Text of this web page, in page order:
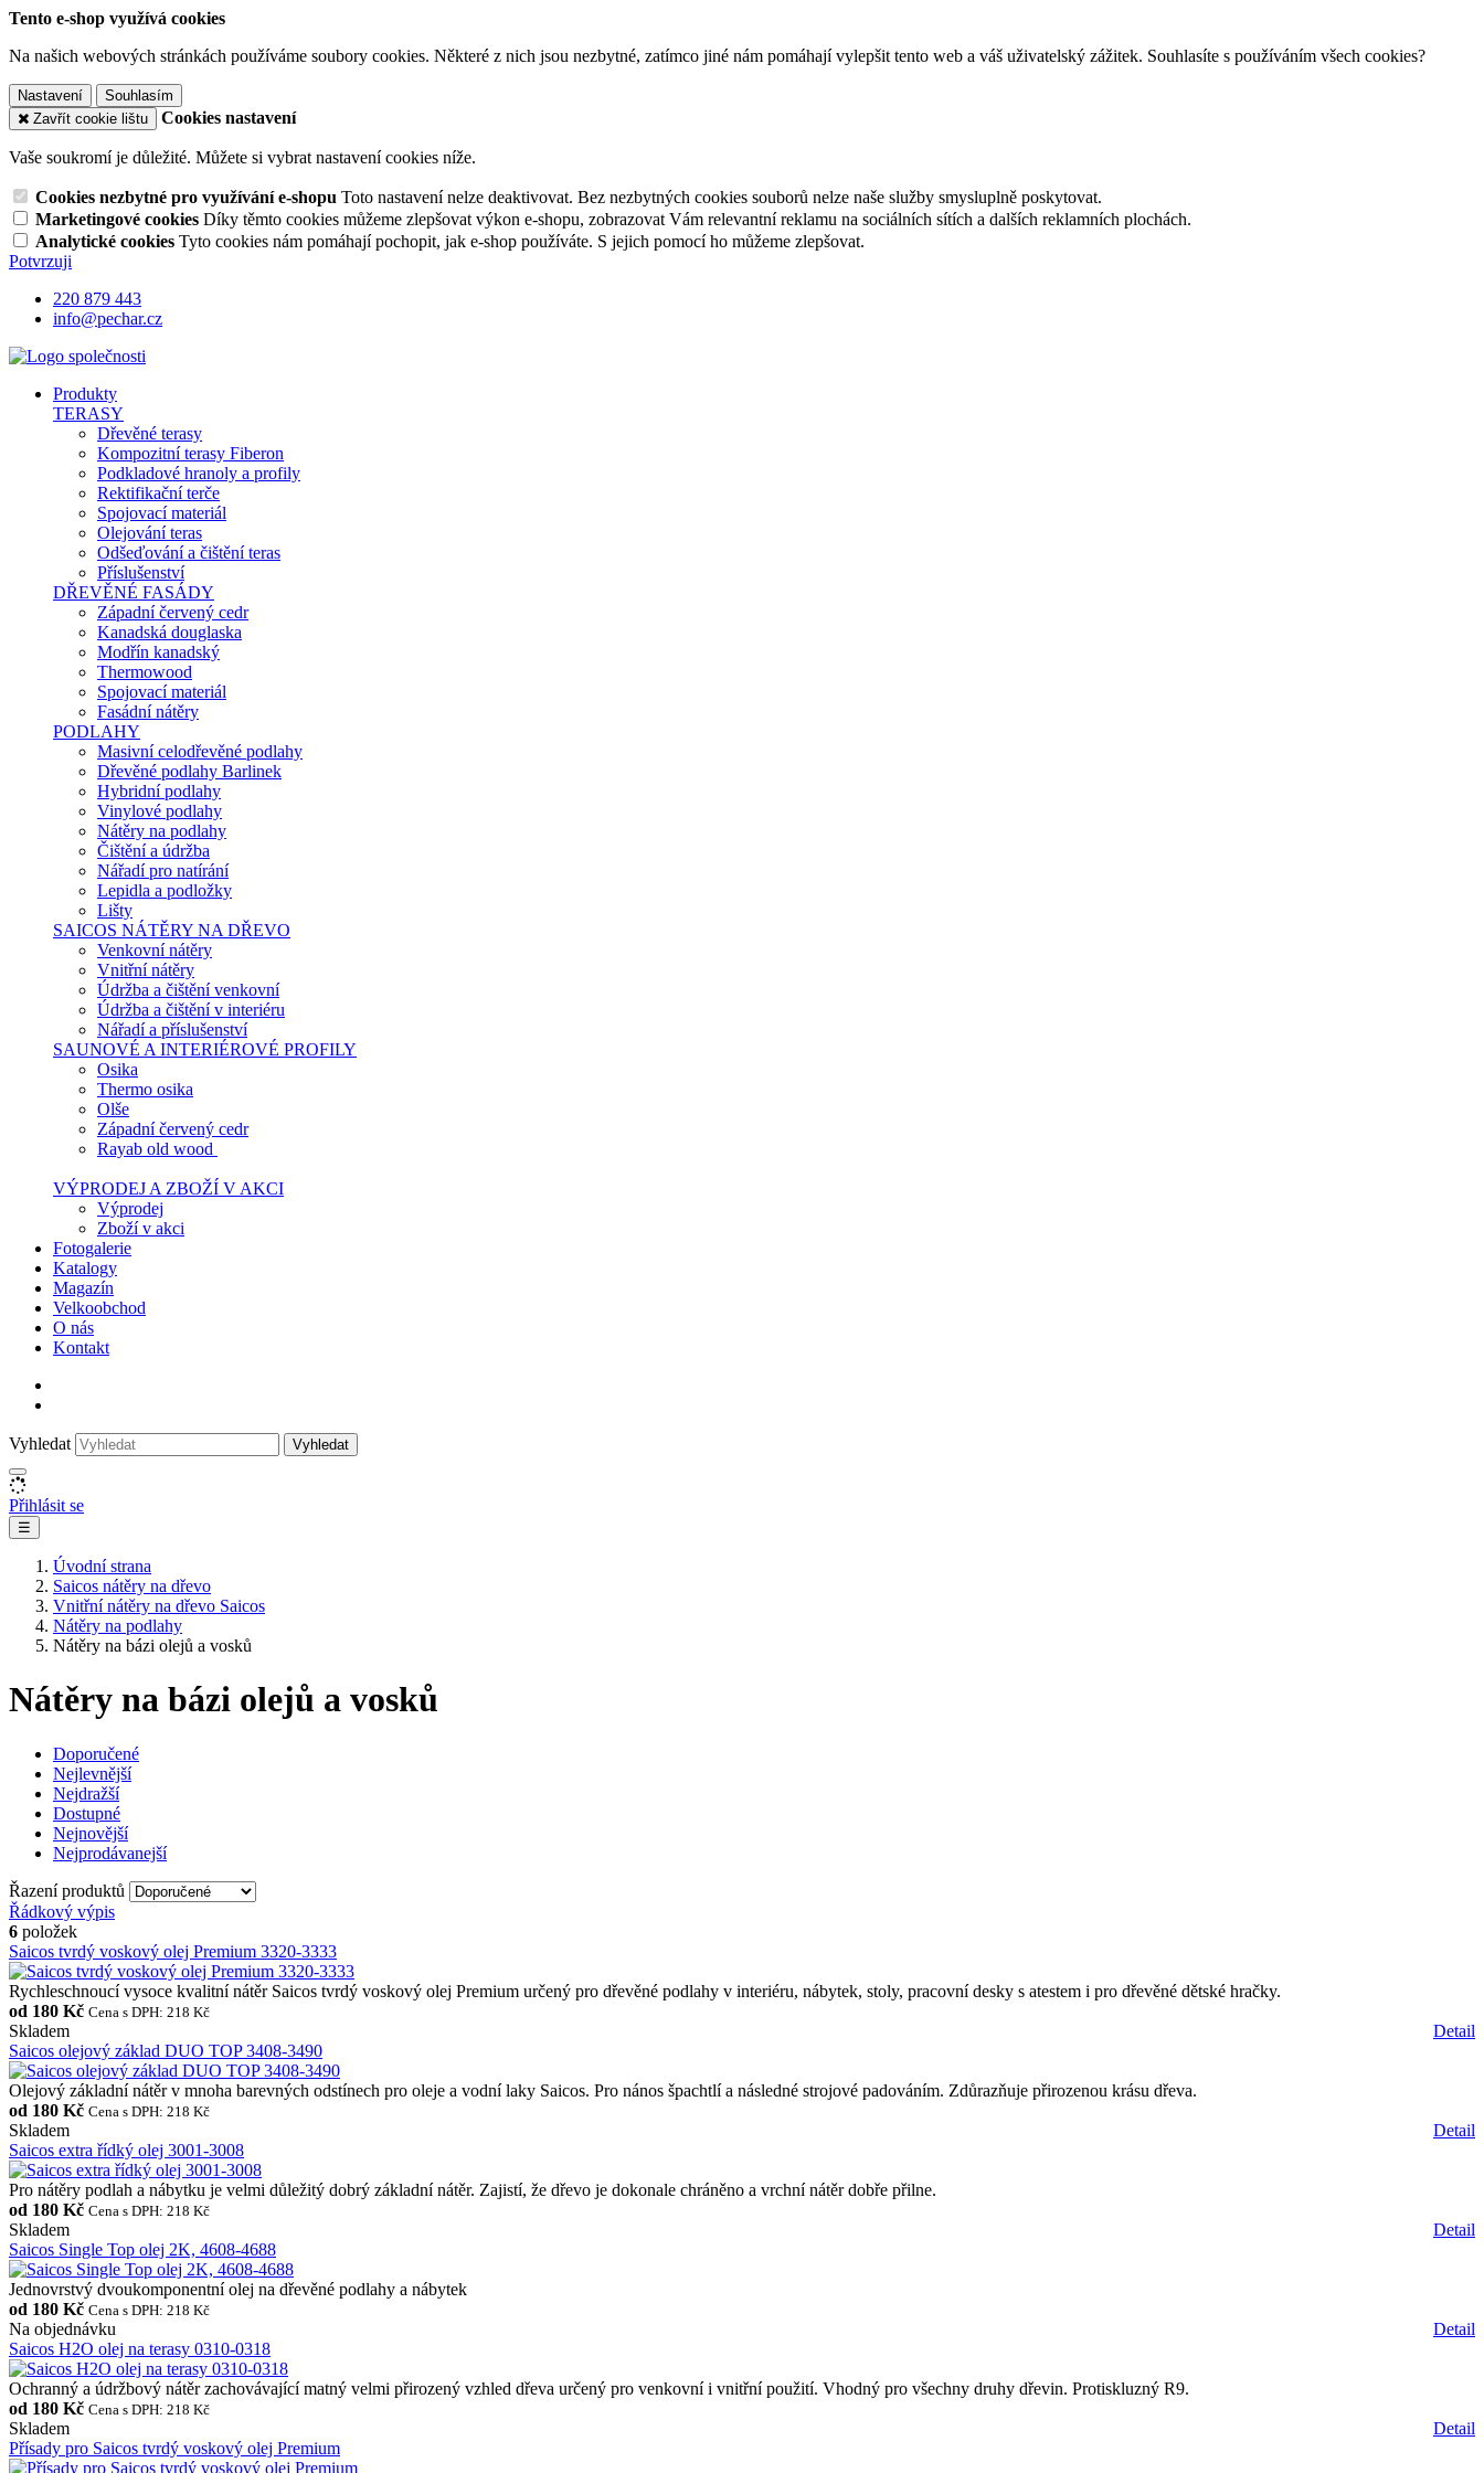
Tento e-shop využívá cookies
Na našich webových stránkách používáme soubory cookies. Některé z nich jsou nezbytné, zatímco jiné nám pomáhají vylepšit tento web a váš uživatelský zážitek. Souhlasíte s používáním všech cookies?
Nastavení
Souhlasím
Zavřít cookie lištu
Cookies nastavení
Vaše soukromí je důležité. Můžete si vybrat nastavení cookies níže.
Cookies nezbytné pro využívání e-shopu Toto nastavení nelze deaktivovat. Bez nezbytných cookies souborů nelze naše služby smysluplně poskytovat.
Marketingové cookies Díky těmto cookies můžeme zlepšovat výkon e-shopu, zobrazovat Vám relevantní reklamu na sociálních sítích a dalších reklamních plochách.
Analytické cookies Tyto cookies nám pomáhají pochopit, jak e-shop používáte. S jejich pomocí ho můžeme zlepšovat.
Potvrzuji
220 879 443
info@pechar.cz
Produkty
TERASY
Dřevěné terasy
Kompozitní terasy Fiberon
Podkladové hranoly a profily
Rektifikační terče
Spojovací materiál
Olejování teras
Odšeďování a čištění teras
Příslušenství
DŘEVĚNÉ FASÁDY
Západní červený cedr
Kanadská douglaska
Modřín kanadský
Thermowood
Spojovací materiál
Fasádní nátěry
PODLAHY
Masivní celodřevěné podlahy
Dřevěné podlahy Barlinek
Hybridní podlahy
Vinylové podlahy
Nátěry na podlahy
Čištění a údržba
Nářadí pro natírání
Lepidla a podložky
Lišty
SAICOS NÁTĚRY NA DŘEVO
Venkovní nátěry
Vnitřní nátěry
Údržba a čištění venkovní
Údržba a čištění v interiéru
Nářadí a příslušenství
SAUNOVÉ A INTERIÉROVÉ PROFILY
Osika
Thermo osika
Olše
Západní červený cedr
Rayab old wood
VÝPRODEJ A ZBOŽÍ V AKCI
Výprodej
Zboží v akci
Fotogalerie
Katalogy
Magazín
Velkoobchod
O nás
Kontakt
Vyhledat Vyhledat
Přihlásit se
☰
Úvodní strana
Saicos nátěry na dřevo
Vnitřní nátěry na dřevo Saicos
Nátěry na podlahy
Nátěry na bázi olejů a vosků
Nátěry na bázi olejů a vosků
Doporučené
Nejlevnější
Nejdražší
Dostupné
Nejnovější
Nejprodávanejší
Řazení produktů
Řádkový výpis
6 položek
Saicos tvrdý voskový olej Premium 3320-3333
Rychleschnoucí vysoce kvalitní nátěr Saicos tvrdý voskový olej Premium určený pro dřevěné podlahy v interiéru, nábytek, stoly, pracovní desky s atestem i pro dřevěné dětské hračky.
od 180 Kč Cena s DPH: 218 Kč
Detail
Skladem
Saicos olejový základ DUO TOP 3408-3490
Olejový základní nátěr v mnoha barevných odstínech pro oleje a vodní laky Saicos. Pro nános špachtlí a následné strojové padováním. Zdůrazňuje přirozenou krásu dřeva.
od 180 Kč Cena s DPH: 218 Kč
Detail
Skladem
Saicos extra řídký olej 3001-3008
Pro nátěry podlah a nábytku je velmi důležitý dobrý základní nátěr. Zajistí, že dřevo je dokonale chráněno a vrchní nátěr dobře přilne.
od 180 Kč Cena s DPH: 218 Kč
Detail
Skladem
Saicos Single Top olej 2K, 4608-4688
Jednovrstvý dvoukomponentní olej na dřevěné podlahy a nábytek
od 180 Kč Cena s DPH: 218 Kč
Detail
Na objednávku
Saicos H2O olej na terasy 0310-0318
Ochranný a údržbový nátěr zachovávající matný velmi přirozený vzhled dřeva určený pro venkovní i vnitřní použití. Vhodný pro všechny druhy dřevin. Protiskluzný R9.
od 180 Kč Cena s DPH: 218 Kč
Detail
Skladem
Přísady pro Saicos tvrdý voskový olej Premium